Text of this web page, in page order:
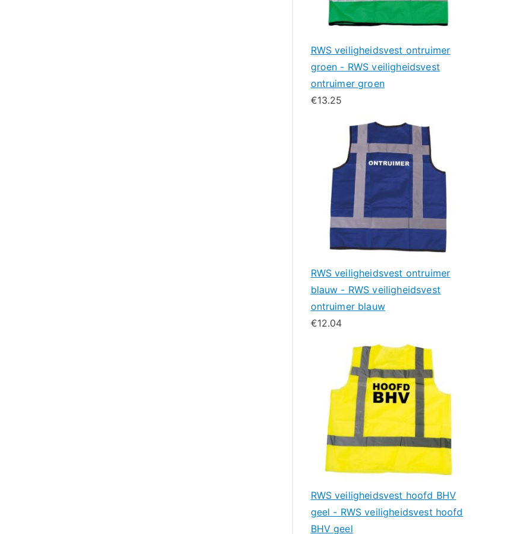
RWS veiligheidsvest ontruimer
groen - RWS veiligheidsvest
ontruimer groen
€13.25
RWS veiligheidsvest ontruimer
blauw - RWS veiligheidsvest
ontruimer blauw
€12.04
RWS veiligheidsvest hoofd BHV
geel - RWS veiligheidsvest hoofd
BHV geel